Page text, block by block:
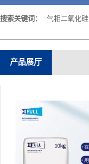
搜索关键词： 气相二氧化硅
产品展厅